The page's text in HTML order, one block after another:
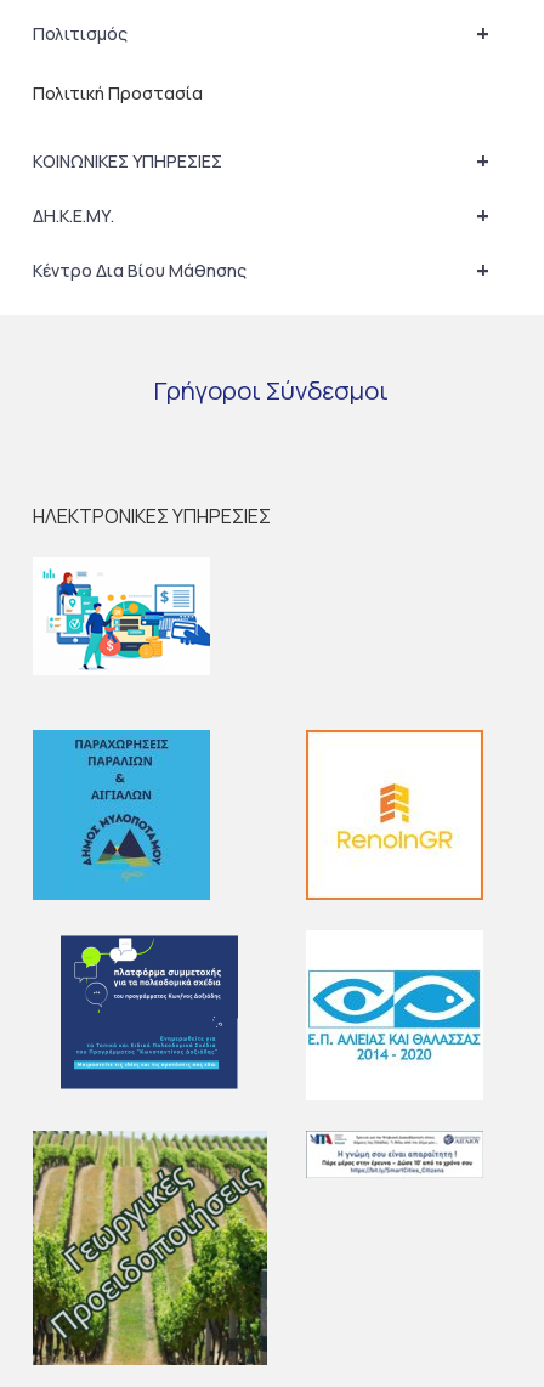
+
Πολιτισμός
Πολιτική Προστασία
+
ΚΟΙΝΩΝΙΚΕΣ ΥΠΗΡΕΣΙΕΣ
+
ΔΗ.Κ.Ε.ΜΥ.
+
Κέντρο Δια Βίου Μάθησης
Γρήγοροι Σύνδεσμοι
ΗΛΕΚΤΡΟΝΙΚΕΣ ΥΠΗΡΕΣΙΕΣ